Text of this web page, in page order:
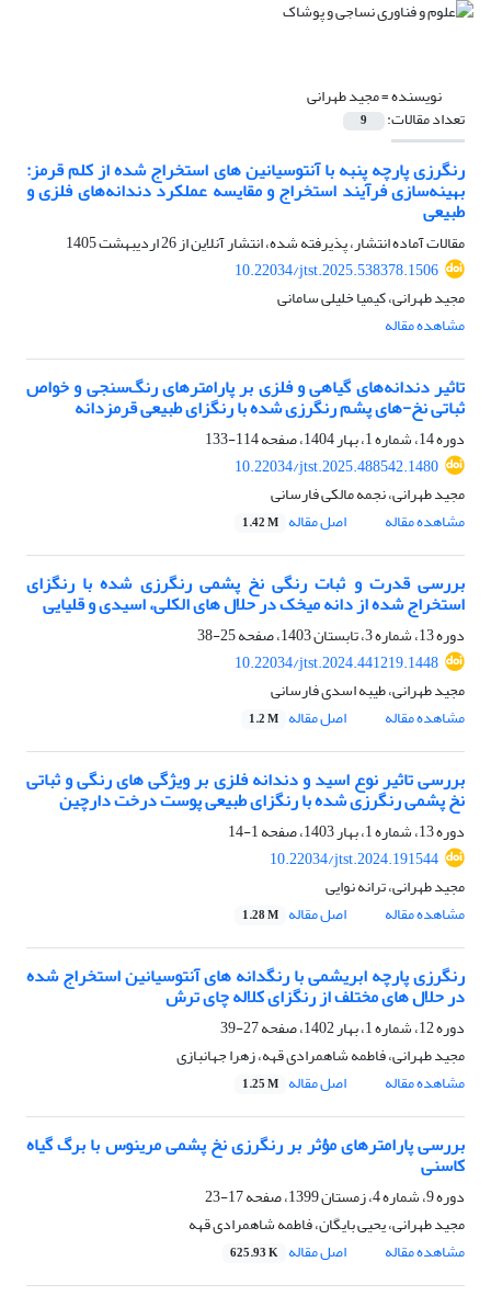
نویسنده =مجید طهرانی
تعداد مقالات: 9
رنگرزی پارچه پنبه با آنتوسیانین های استخراج شده از کلم قرمز:
بهینه‌سازی فرآیند استخراج و مقایسه عملکرد دندانه‌های فلزی و
طبیعی
مقالات آماده انتشار، پذیرفته شده، انتشار آنلاین از26 اردیبهشت 1405
10.22034/jtst.2025.538378.1506
مجید طهرانی، کیمیا خلیلی سامانی
مشاهده مقاله
تاثیر دندانه‌ها‌ی گیاهی و فلزی بر پارامترهای رنگ‌سنجی و خواص
ثباتی نخ-های پشم رنگرزی شده با رنگزای طبیعی قرمزدانه
دوره 14، شماره 1، بهار 1404، صفحه
114-133
10.22034/jtst.2025.488542.1480
مجید طهرانی، نجمه مالکی فارسانی
مشاهده مقاله
اصل مقاله 1.42 M
بررسی قدرت و ثبات رنگی نخ پشمی رنگرزی شده با رنگزای
استخراج شده از دانه میخک در حلال های الکلی، اسیدی و قلیایی
دوره 13، شماره 3، تابستان 1403، صفحه
25-38
10.22034/jtst.2024.441219.1448
مجید طهرانی، طیبه اسدی فارسانی
مشاهده مقاله
اصل مقاله 1.2 M
بررسی تاثیر نوع اسید و دندانه فلزی بر ویژگی های رنگی و ثباتی
نخ پشمی رنگرزی شده با رنگزای طبیعی پوست درخت دارچین
دوره 13، شماره 1، بهار 1403، صفحه
1-14
10.22034/jtst.2024.191544
مجید طهرانی، ترانه نوایی
مشاهده مقاله
اصل مقاله 1.28 M
رنگرزی پارچه ابریشمی با رنگدانه های آنتوسیانین استخراج شده
در حلال های مختلف از رنگزای کلاله چای ترش
دوره 12، شماره 1، بهار 1402، صفحه
27-39
مجید طهرانی، فاطمه شاهمرادی قهه، زهرا جهانبازی
مشاهده مقاله
اصل مقاله 1.25 M
بررسی پارامترهای مؤثر بر رنگرزی نخ پشمی مرینوس با برگ گیاه
کاسنی
دوره 9، شماره 4، زمستان 1399، صفحه
17-23
مجید طهرانی، یحیی بایگان، فاطمه شاهمرادی قهه
مشاهده مقاله
اصل مقاله 625.93 K